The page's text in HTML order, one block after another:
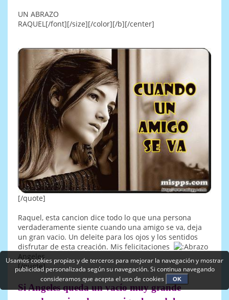
UN ABRAZO
RAQUEL[/font][/size][/color][/b][/center]
[/quote]
Raquel, esta cancion dice todo lo que una persona
verdaderamente siente cuando una amigo se va, deja
un gran vacio. Un deleite para los ojos y los sentidos
disfrutar de esta creación. Mis felicitaciones
Angeles
[/quote]
Si Angeles queda un vacío muy grande
Usamos cookies propias y de terceros para mejorar la navegación y mostrar
publicidad personalizada según su navegación. Si continua navegando
consideramos que acepta el uso de cookies
OK